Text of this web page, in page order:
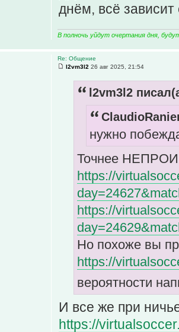
днём, всё зависит
В полночь уйдут очертания дня,
Re: Общение
l2vm3l2 26 авг 2025, 21:54
l2vm3l2
нужно
Точнее
https://
https://
Но похоже вы
https://
вероятности
И все же при
https://